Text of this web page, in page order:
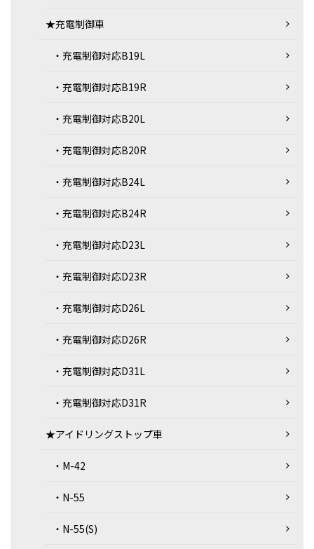
★充電制御車
・充電制御対応B19L
・充電制御対応B19R
・充電制御対応B20L
・充電制御対応B20R
・充電制御対応B24L
・充電制御対応B24R
・充電制御対応D23L
・充電制御対応D23R
・充電制御対応D26L
・充電制御対応D26R
・充電制御対応D31L
・充電制御対応D31R
★アイドリングストップ車
・M-42
・N-55
・N-55(S)